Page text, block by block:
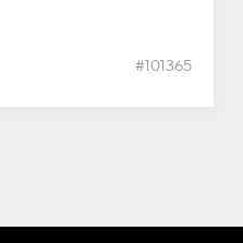
#101365